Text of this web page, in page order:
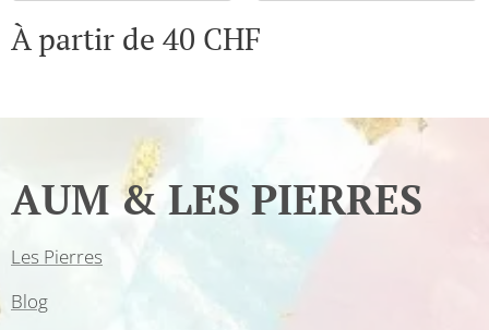
À partir de 40 CHF
AUM & LES PIERRES
Les Pierres
Blog